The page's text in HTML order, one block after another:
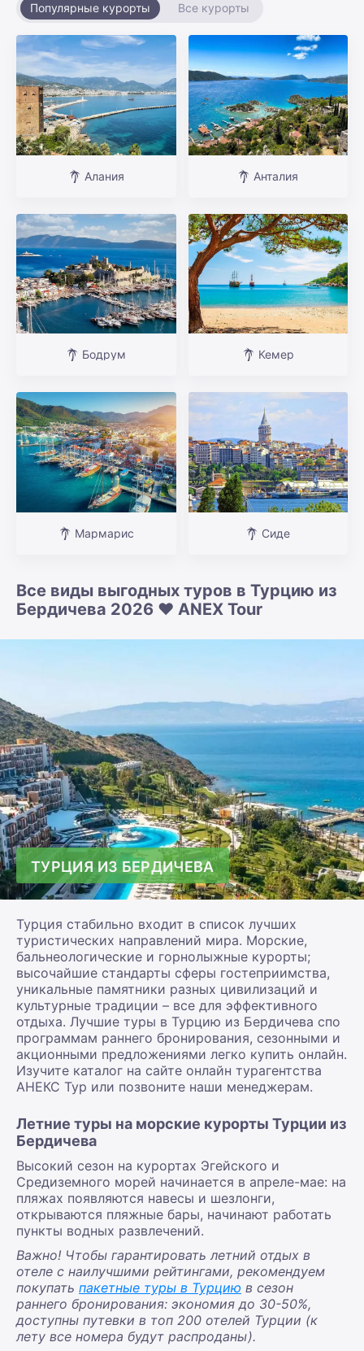
Популярные курорты Все курорты
Алания Анталия
Бодрум Кемер
Мармарис Сиде
Все виды выгодных туров в Турцию из
Бердичева 2026 ❤️ ANEX Tour
ТУРЦИЯ ИЗ БЕРДИЧЕВА
Турция стабильно входит в список лучших
туристических направлений мира. Морские,
бальнеологические и горнолыжные курорты;
высочайшие стандарты сферы гостеприимства,
уникальные памятники разных цивилизаций и
культурные традиции – все для эффективного
отдыха. Лучшие туры в Турцию из Бердичева спо
программам раннего бронирования, сезонными и
акционными предложениями легко купить онлайн.
Изучите каталог на сайте онлайн турагентства
АНЕКС Тур или позвоните наши менеджерам.
Летние туры на морские курорты Турции из
Бердичева
Высокий сезон на курортах Эгейского и
Средиземного морей начинается в апреле-мае: на
пляжах появляются навесы и шезлонги,
открываются пляжные бары, начинают работать
пункты водных развлечений.
Важно! Чтобы гарантировать летний отдых в
отеле с наилучшими рейтингами, рекомендуем
покупать пакетные туры в Турцию в сезон
раннего бронирования: экономия до 30-50%,
доступны путевки в топ 200 отелей Турции (к
лету все номера будут распроданы).